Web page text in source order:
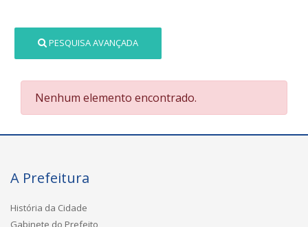
PESQUISA AVANÇADA
Nenhum elemento encontrado.
A Prefeitura
História da Cidade
Gabinete do Prefeito